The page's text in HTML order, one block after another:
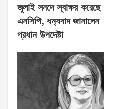
জুলাই সনদে স্বাক্ষর করেছে
এনসিপি, ধন‍্যবাদ জানালেন
প্রধান উপদেষ্টা